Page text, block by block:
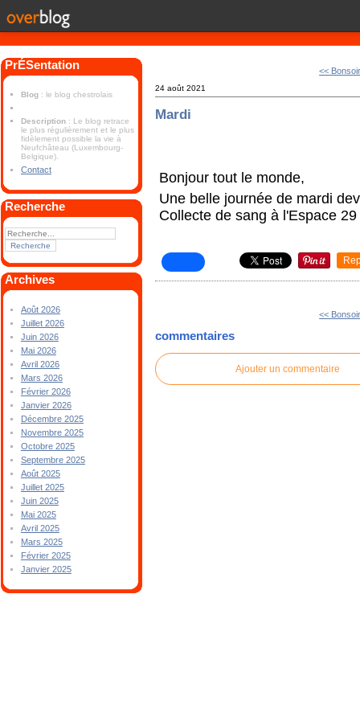
PrÉSentation
Blog : le blog chestrolais
Description : Le blog retrace
le plus régulièrement et le plus
fidèlement possible la vie à
Neufchâteau (Luxembourg-
Belgique).
Contact
Recherche
Archives
Août 2026
Juillet 2026
Juin 2026
Mai 2026
Avril 2026
Mars 2026
Février 2026
Janvier 2026
Décembre 2025
Novembre 2025
Octobre 2025
Septembre 2025
Août 2025
Juillet 2025
Juin 2025
Mai 2025
Avril 2025
Mars 2025
Février 2025
Janvier 2025
<<
24 août 2021
Mardi
Bonjour tout le monde,
Une belle journée de mardi
Collecte de sang à l'Espace
<<
commentaires
Ajouter un commentaire